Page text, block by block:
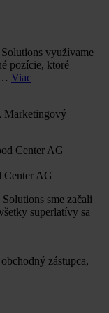
využívame
pozície, ktoré
Viac
Marketingový
Center AG
sme začali
superlatívy sa
zástupca,